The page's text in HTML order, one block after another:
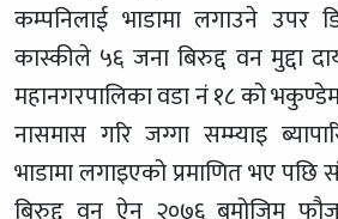
कम्पनिलाई भाडामा लगाउने उपर
कास्कीले ५६ जना बिरुद्द वन मुद्दा
महानगरपालिका वडा नं १८ को भकुण्डेमा
नासमास गरि जग्गा सम्म्याइ
भाडामा लगाइएको प्रमाणित भए